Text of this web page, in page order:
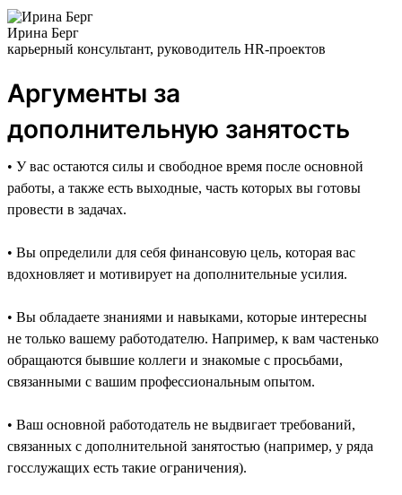
Ирина Берг
карьерный консультант, руководитель HR-проектов
Аргументы за
дополнительную занятость
• У вас остаются силы и свободное время после основной
работы, а также есть выходные, часть которых вы готовы
провести в задачах.
• Вы определили для себя финансовую цель, которая вас
вдохновляет и мотивирует на дополнительные усилия.
• Вы обладаете знаниями и навыками, которые интересны
не только вашему работодателю. Например, к вам частенько
обращаются бывшие коллеги и знакомые с просьбами,
связанными с вашим профессиональным опытом.
• Ваш основной работодатель не выдвигает требований,
связанных с дополнительной занятостью (например, у ряда
госслужащих есть такие ограничения).